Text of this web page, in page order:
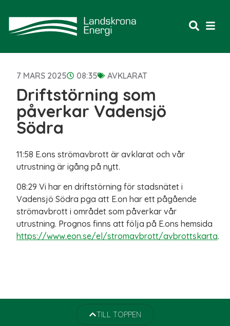
7 MARS 2025 08:35 AVKLARAT
Driftstörning som
påverkar Vadensjö
Södra
11:58 E.ons strömavbrott är avklarat och vår
utrustning är igång på nytt.
08:29 Vi har en driftstörning för stadsnätet i
Vadensjö Södra pga att E.on har ett pågående
strömavbrott i området som påverkar vår
utrustning. Prognos finns att följa på E.ons hemsida
https://www.eon.se/el/stromavbrott/avbrottskarta.
TILL TOPPEN